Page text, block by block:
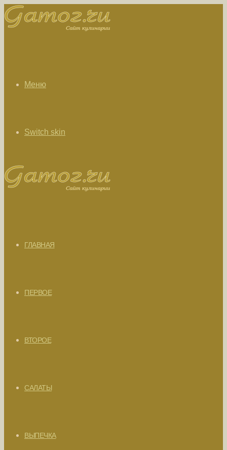
Меню
Switch skin
ГЛАВНАЯ
ПЕРВОЕ
ВТОРОЕ
САЛАТЫ
ВЫПЕЧКА